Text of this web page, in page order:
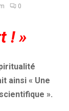
0
!»
ainsi « Une
».